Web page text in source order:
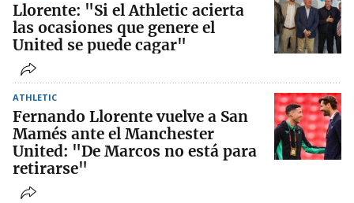
Llorente: "Si el Athletic acierta
las ocasiones que genere el
United se puede cagar"
ATHLETIC
Fernando Llorente vuelve a San
Mamés ante el Manchester
United: "De Marcos no está para
retirarse"